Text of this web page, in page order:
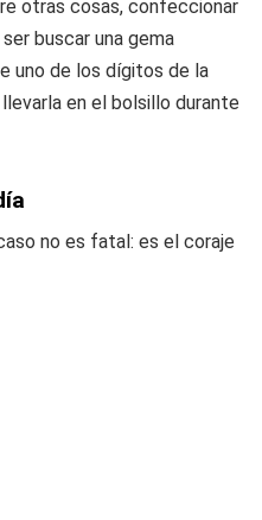
otras cosas, confeccionar
buscar una gema
uno de los dígitos de la
en el bolsillo durante
no es fatal: es el coraje